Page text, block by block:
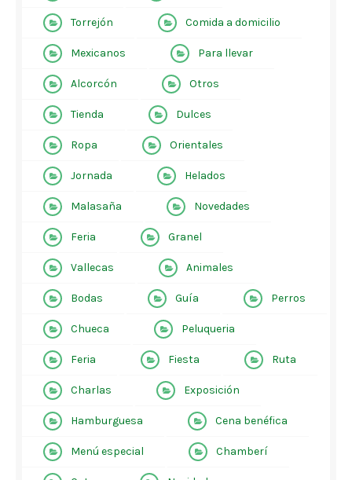
Torrejón Comida a domicilio
Mexicanos Para llevar
Alcorcón Otros
Tienda Dulces
Ropa Orientales
Jornada Helados
Malasaña Novedades
Feria Granel
Vallecas Animales
Bodas Guía Perros
Chueca Peluqueria
Feria Fiesta Ruta
Charlas Exposición
Hamburguesa Cena benéfica
Menú especial Chamberí